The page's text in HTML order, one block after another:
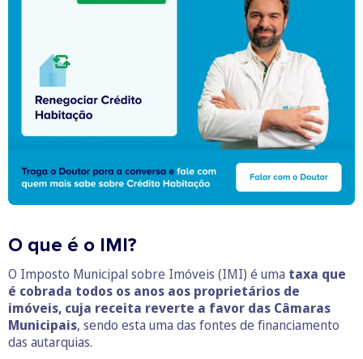
O que é o IMI?
O Imposto Municipal sobre Imóveis (IMI) é uma taxa que
é cobrada todos os anos aos proprietários de
imóveis, cuja receita reverte a favor das Câmaras
Municipais, sendo esta uma das fontes de financiamento
das autarquias.